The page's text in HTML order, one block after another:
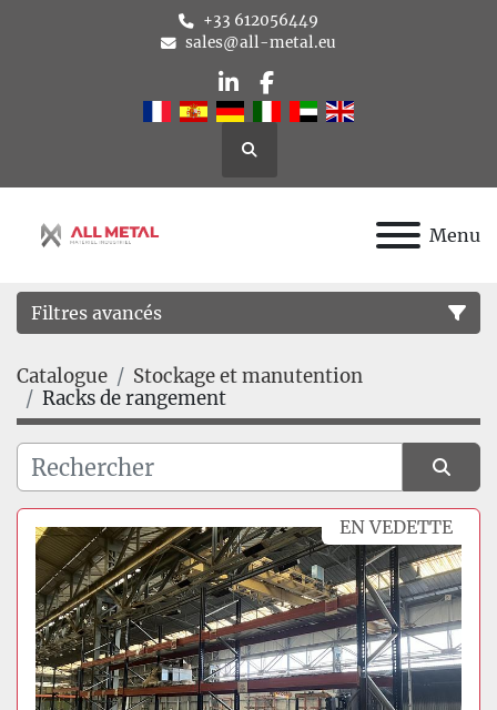
+33 612056449
sales@all-metal.eu
linkedin
facebook
Rechercher
Menu
Filtres avancés
Catégorie
Fabricant
Modèle
Catalogue
Stockage et manutention
Racks de rangement
Trier par EN VEDETTE